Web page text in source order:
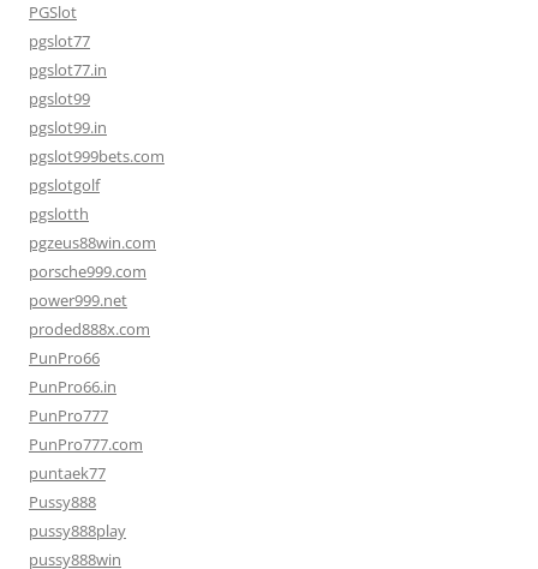
PGSlot
pgslot77
pgslot77.in
pgslot99
pgslot99.in
pgslot999bets.com
pgslotgolf
pgslotth
pgzeus88win.com
porsche999.com
power999.net
proded888x.com
PunPro66
PunPro66.in
PunPro777
PunPro777.com
puntaek77
Pussy888
pussy888play
pussy888win